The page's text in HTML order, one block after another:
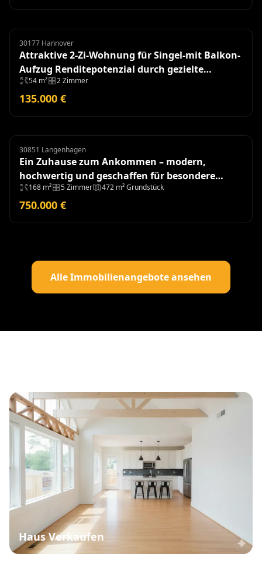
Eigentumswohnung
30177 Hannover
Attraktive 2-Zi-Wohnung für Singel-mit Balkon-
Aufzug Renditepotenzial durch gezielte
Modernisierung
54 m² 2 Zimmer
135.000 €
Doppelhaushälfte
30851 Langenhagen
Ein Zuhause zum Ankommen – modern,
hochwertig und geschaffen für besondere
Momente - Baujahr 2018
168 m² 5 Zimmer 472 m² Grundstück
750.000 €
Alle Immobilienangebote ansehen
Haus Verkaufen